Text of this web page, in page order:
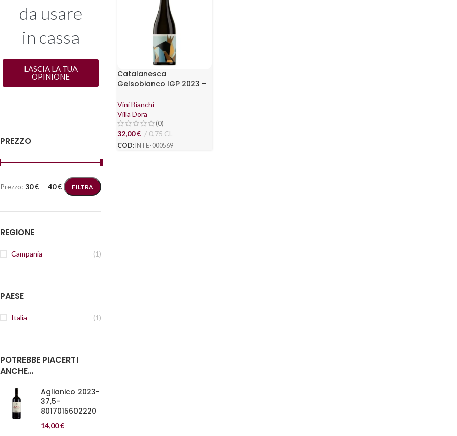
da usare
in cassa
LASCIA LA TUA
OPINIONE
PREZZO
FILTRA
Prezzo: 30 € — 40 €
REGIONE
Campania (1)
PAESE
Italia (1)
POTREBBE PIACERTI
ANCHE…
Aglianico 2023-
37,5-
8017015602220
14,00€
Catalanesca
Gelsobianco IGP 2023 –
Vini Bianchi
Villa Dora
(0)
32,00€ 0,75 CL
COD: INTE-000569